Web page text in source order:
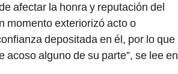
afectar la honra y reputación del
momento exteriorizó acto o
depositada en él, por lo que
alguno de su parte”, se lee en